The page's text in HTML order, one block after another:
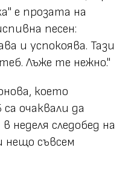
е прозата на
песен:
и успокоява. Тази
Лъже те нежно."
което
очаквали да
неделя следобед на
нещо съвсем